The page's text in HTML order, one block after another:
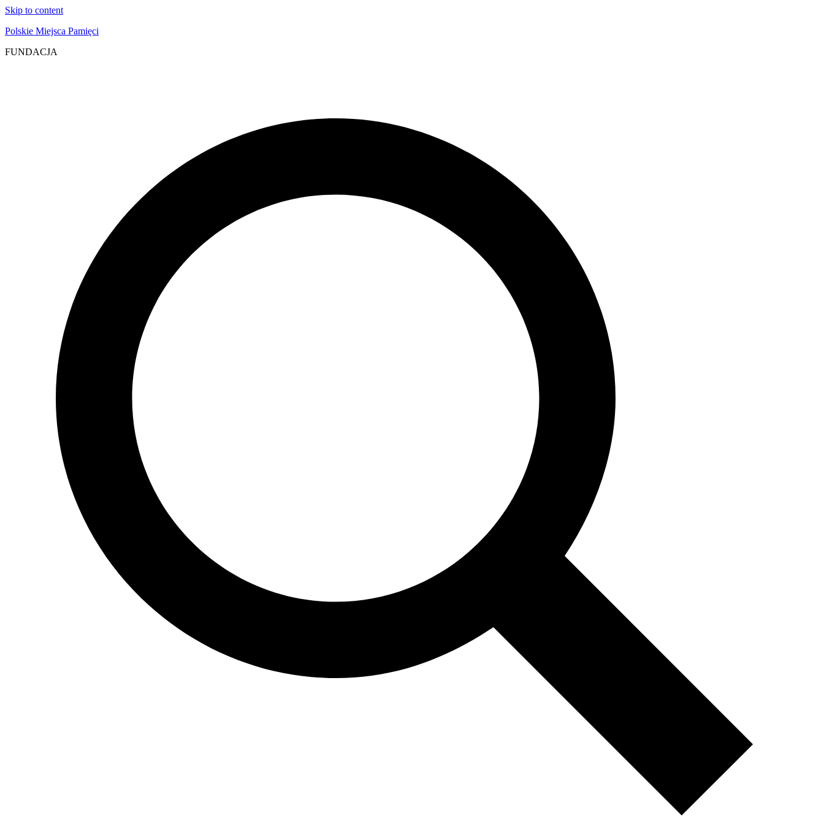
Skip to content
Polskie Miejsca Pamięci
FUNDACJA